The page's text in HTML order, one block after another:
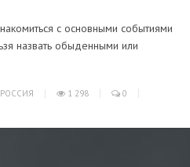
с основными событиями
назвать обыденными или
1 298 0